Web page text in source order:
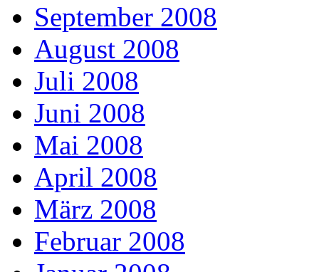
September 2008
August 2008
Juli 2008
Juni 2008
Mai 2008
April 2008
März 2008
Februar 2008